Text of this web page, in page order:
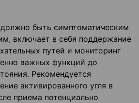
быть симптоматическим
включает в себя поддержание
путей и мониторинг
важных функций до
Рекомендуется
активированного угля в
приема потенциально